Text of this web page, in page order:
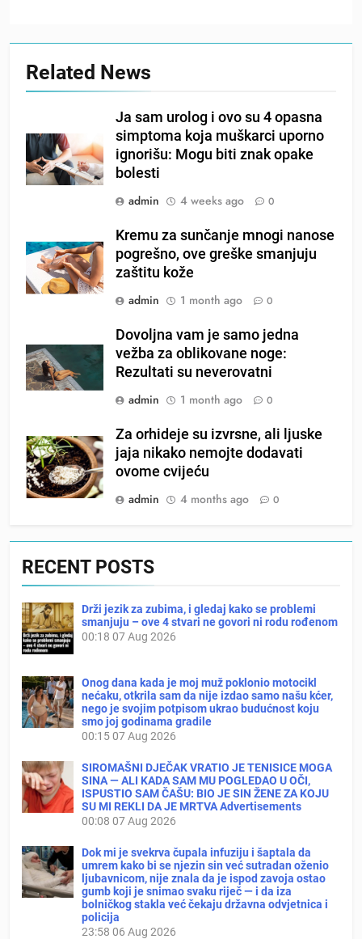
Related News
Ja sam urolog i ovo su 4 opasna
simptoma koja muškarci uporno
ignorišu: Mogu biti znak opake
bolesti
admin
4 weeks ago 0
Kremu za sunčanje mnogi nanose
pogrešno, ove greške smanjuju
zaštitu kože
admin
1 month ago 0
Dovoljna vam je samo jedna
vežba za oblikovane noge:
Rezultati su neverovatni
admin
1 month ago 0
Za orhideje su izvrsne, ali ljuske
jaja nikako nemojte dodavati
ovome cvijeću
admin
4 months ago 0
RECENT POSTS
Drži jezik za zubima, i gledaj kako se problemi
smanjuju – ove 4 stvari ne govori ni rodu rođenom
00:18 07 Aug 2026
Onog dana kada je moj muž poklonio motocikl
nećaku, otkrila sam da nije izdao samo našu kćer,
nego je svojim potpisom ukrao budućnost koju
smo joj godinama gradile
00:1507 Aug 2026
SIROMAŠNI DJEČAK VRATIO JE TENISICE MOGA
SINA — ALI KADA SAM MU POGLEDAO U OČI,
ISPUSTIO SAM ČAŠU: BIO JE SIN ŽENE ZA KOJU
SU MI REKLI DA JE MRTVA Advertisements
00:08 07 Aug 2026
Dok mi je svekrva čupala infuziju i šaptala da
umrem kako bi se njezin sin već sutradan oženio
ljubavnicom, nije znala da je ispod zavoja ostao
gumb koji je snimao svaku riječ — i da iza
bolničkog stakla već čekaju državna odvjetnica i
policija
23:58 06 Aug 2026